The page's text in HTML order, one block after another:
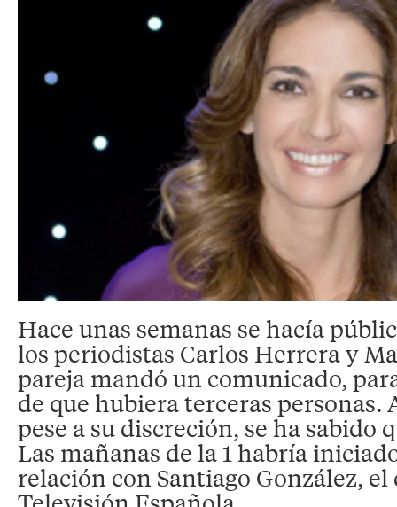
Hace unas semanas se hacía
los periodistas Carlos Herrera y
pareja mandó un comunicado,
de que hubiera terceras personas.
pese a su discreción, se ha sabido
Las mañanas de la 1 habría
relación con Santiago González,